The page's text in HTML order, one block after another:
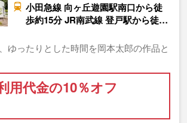
小田急線 向ヶ丘遊園駅南口から徒
歩約15分 JR南武線 登戸駅から徒…
ゆったりとした時間を岡本太郎の作品と
用代金の10％オフ